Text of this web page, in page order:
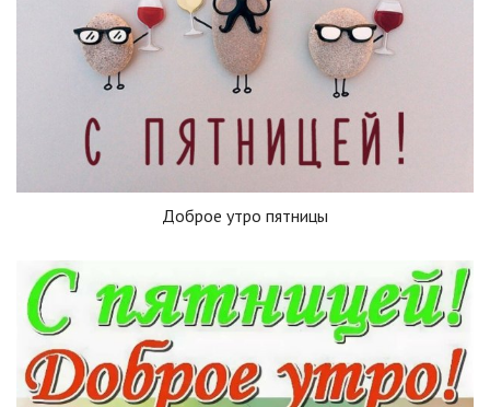
Доброе утро пятницы